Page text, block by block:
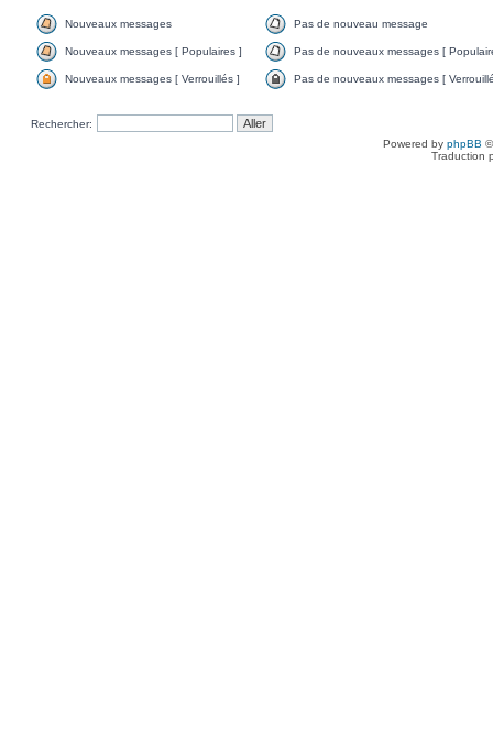
Nouveaux messages Pas de nouveau message
Nouveaux messages [ Populaires ] Pas de nouveaux messages [
Nouveaux messages [ Verrouillés ] Pas de nouveaux messages [
Rechercher:
Powered by phpBB
Traduction